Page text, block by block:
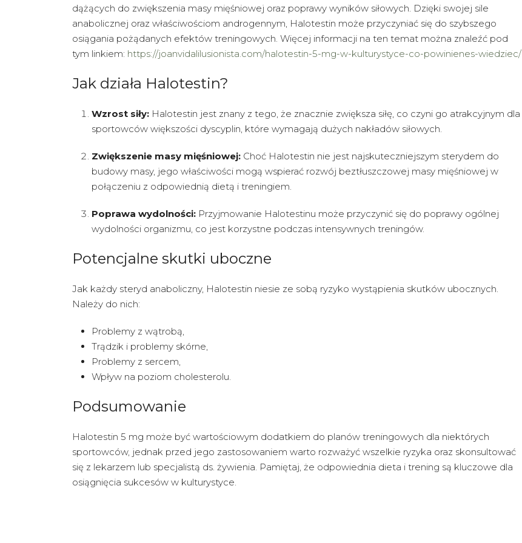
dążących do zwiększenia masy mięśniowej oraz poprawy wyników siłowych. Dzięki swojej sile
anabolicznej oraz właściwościom androgennym, Halotestin może przyczyniać się do szybszego
osiągania pożądanych efektów treningowych. Więcej informacji na ten temat można znaleźć pod
tym linkiem: https://joanvidalilusionista.com/halotestin-5-mg-w-kulturystyce-co-powinienes-wiedziec/
Jak działa Halotestin?
Wzrost siły: Halotestin jest znany z tego, że znacznie zwiększa siłę, co czyni go atrakcyjnym dla
sportowców większości dyscyplin, które wymagają dużych nakładów siłowych.
Zwiększenie masy mięśniowej: Choć Halotestin nie jest najskuteczniejszym sterydem do
budowy masy, jego właściwości mogą wspierać rozwój beztłuszczowej masy mięśniowej w
połączeniu z odpowiednią dietą i treningiem.
Poprawa wydolności: Przyjmowanie Halotestinu może przyczynić się do poprawy ogólnej
wydolności organizmu, co jest korzystne podczas intensywnych treningów.
Potencjalne skutki uboczne
Jak każdy steryd anaboliczny, Halotestin niesie ze sobą ryzyko wystąpienia skutków ubocznych.
Należy do nich:
Problemy z wątrobą,
Trądzik i problemy skórne,
Problemy z sercem,
Wpływ na poziom cholesterolu.
Podsumowanie
Halotestin 5 mg może być wartościowym dodatkiem do planów treningowych dla niektórych
sportowców, jednak przed jego zastosowaniem warto rozważyć wszelkie ryzyka oraz skonsultować
się z lekarzem lub specjalistą ds. żywienia. Pamiętaj, że odpowiednia dieta i trening są kluczowe dla
osiągnięcia sukcesów w kulturystyce.